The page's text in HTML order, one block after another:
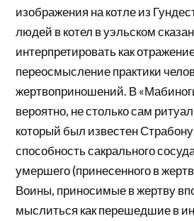
изображения на котле из
людей в котел в уэльском
интерпретировать как
переосмысление практики
жертвоприношений. В
вероятно, не столько сам
который был известен
способность сакрального
умершего (принесенного в
Воины, приносимые в жертву
мыслиться как перешедшие в